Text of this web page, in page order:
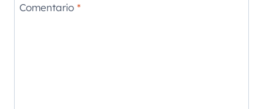
Comentario *